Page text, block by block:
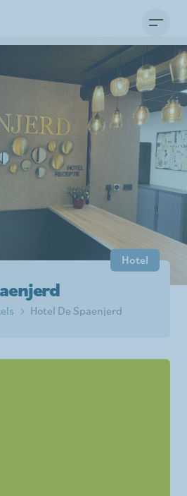
Hotel
Hotel De Spaenjerd